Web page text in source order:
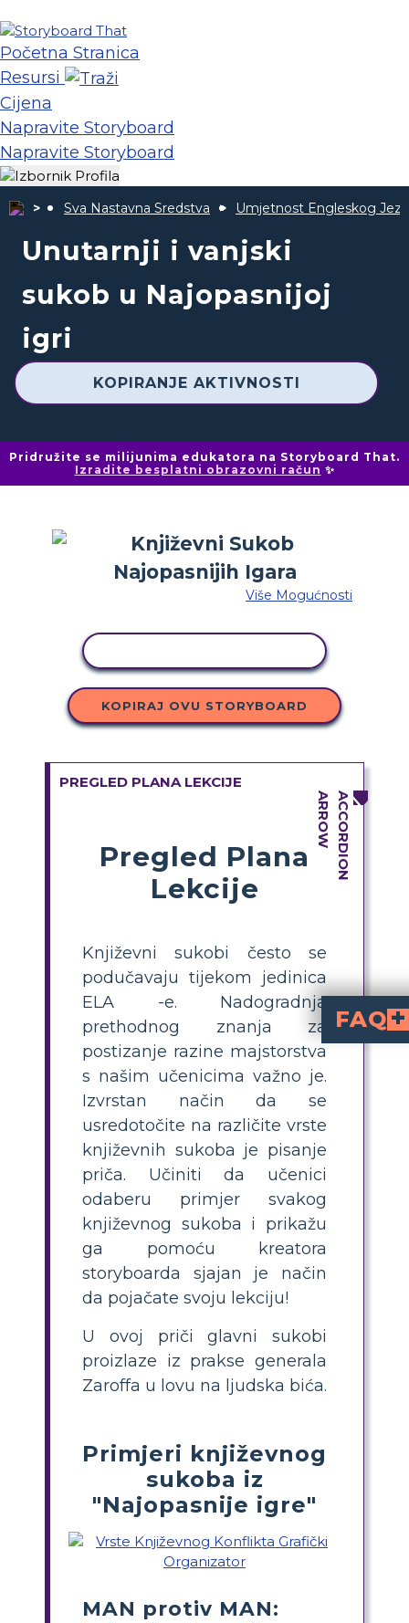
Početna Stranica
Resursi
Cijena
Napravite Storyboard
Napravite Storyboard
Sva Nastavna Sredstva Umjetnost Engleskog
Unutarnji i vanjski
sukob u Najopasnijoj
igri
KOPIRANJE AKTIVNOSTI
Pridružite se milijunima edukatora na Storyboard That.
Izradite besplatni obrazovni račun ✨
Više Mogućnosti
KOPIRAJ OVU STORYBOARD
PREGLED PLANA LEKCIJE
Pregled Plana
Lekcije
Književni sukobi često se
podučavaju tijekom jedinica
ELA -e. Nadogradnja
prethodnog znanja za
postizanje razine majstorstva
s našim učenicima važno je.
Izvrstan način da se
usredotočite na različite vrste
književnih sukoba je pisanje
priča. Učiniti da učenici
odaberu primjer svakog
književnog sukoba i prikažu
ga pomoću kreatora
storyboarda sjajan je način
da pojačate svoju lekciju!
U ovoj priči glavni sukobi
proizlaze iz prakse generala
Zaroffa u lovu na ljudska bića.
Primjeri književnog
sukoba iz
"Najopasnije igre"
MAN protiv MAN:
FAQ